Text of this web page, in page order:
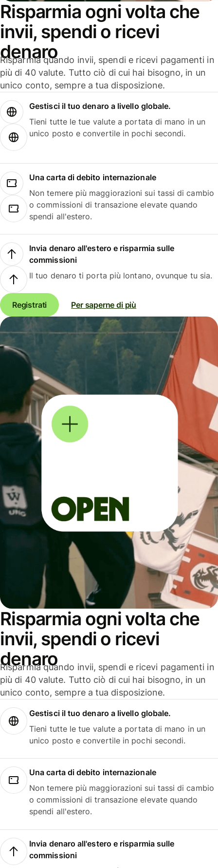
Risparmia ogni volta che
invii, spendi o ricevi
denaro
Risparmia quando invii, spendi e ricevi pagamenti in
più di 40 valute. Tutto ciò di cui hai bisogno, in un
unico conto, sempre a tua disposizione.
Gestisci il tuo denaro a livello globale.
Tieni tutte le tue valute a portata di mano in un
unico posto e convertile in pochi secondi.
Una carta di debito internazionale
Non temere più maggiorazioni sui tassi di cambio
o commissioni di transazione elevate quando
spendi all'estero.
Invia denaro all'estero e risparmia sulle
commissioni
Il tuo denaro ti porta più lontano, ovunque tu sia.
Registrati Per saperne di più
Risparmia ogni volta che
invii, spendi o ricevi
denaro
Risparmia quando invii, spendi e ricevi pagamenti in
più di 40 valute. Tutto ciò di cui hai bisogno, in un
unico conto, sempre a tua disposizione.
Gestisci il tuo denaro a livello globale.
Tieni tutte le tue valute a portata di mano in un
unico posto e convertile in pochi secondi.
Una carta di debito internazionale
Non temere più maggiorazioni sui tassi di cambio
o commissioni di transazione elevate quando
spendi all'estero.
Invia denaro all'estero e risparmia sulle
commissioni